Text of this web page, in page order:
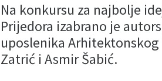
Na konkursu za najbolje
Prijedora izabrano je
uposlenika
Zatrić i Asmir Šabić.